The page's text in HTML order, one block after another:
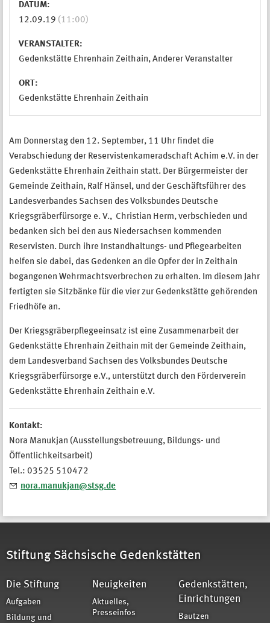
DATUM:
12.09.19 (11:00)
VERANSTALTER:
Gedenkstätte Ehrenhain Zeithain, Anderer Veranstalter
ORT:
Gedenkstätte Ehrenhain Zeithain
Am Donnerstag den 12. September, 11 Uhr findet die
Verabschiedung der Reservistenkameradschaft Achim e.V. in der
Gedenkstätte Ehrenhain Zeithain statt. Der Bürgermeister der
Gemeinde Zeithain, Ralf Hänsel, und der Geschäftsführer des
Landesverbandes Sachsen des Volksbundes Deutsche
Kriegsgräberfürsorge e. V., Christian Herm, verbschieden und
bedanken sich bei den aus Niedersachsen kommenden
Reservisten. Durch ihre Instandhaltungs- und Pflegearbeiten
helfen sie dabei, das Gedenken an die Opfer der in Zeithain
begangenen Wehrmachtsverbrechen zu erhalten. Im diesem Jahr
fertigten sie Sitzbänke für die vier zur Gedenkstätte gehörenden
Friedhöfe an.
Der Kriegsgräberpflegeeinsatz ist eine Zusammenarbeit der
Gedenkstätte Ehrenhain Zeithain mit der Gemeinde Zeithain,
dem Landesverband Sachsen des Volksbundes Deutsche
Kriegsgräberfürsorge e.V., unterstützt durch den Förderverein
Gedenkstätte Ehrenhain Zeithain e.V.
Kontakt:
Nora Manukjan (Ausstellungsbetreuung, Bildungs- und
Öffentlichkeitsarbeit)
Tel.: 03525 510472
nora.manukjan@stsg.de
Stiftung Sächsische Gedenkstätten
Die Stiftung
Aufgaben
Bildung und
Neuigkeiten
Aktuelles,
Presseinfos
Gedenkstätten,
Einrichtungen
Bautzen